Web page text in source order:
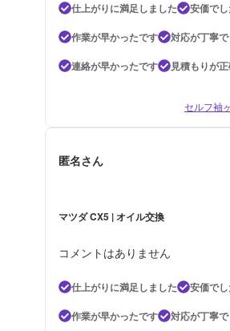
仕上がりに満足しました
安価で
作業が早かったです
対応が丁寧
連絡が早かったです
見積もりが
セルフ袖
匿名さん
マツダ CX5 | オイル交換
コメントはありません
仕上がりに満足しました
安価で
作業が早かったです
対応が丁寧